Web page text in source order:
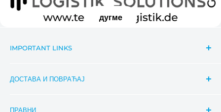
дугме
IMPORTANT LINKS
Contact
ДОСТАВА И ПОВРАЋАЈ
ПРАВНИ